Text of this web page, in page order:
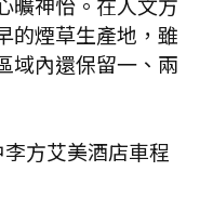
的煙草生產地，雖
域內還保留一、兩
李方艾美酒店車程